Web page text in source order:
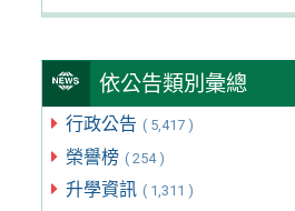
依公告類別彙總
行政公告 ( 5,417 )
榮譽榜 ( 254 )
升學資訊 ( 1,311 )